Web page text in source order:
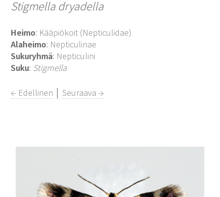
Stigmella dryadella
Heimo: Kääpiökoit (Nepticulidae)
Alaheimo: Nepticulinae
Sukuryhmä: Nepticulini
Suku: Stigmella
← Edellinen │Seuraava →